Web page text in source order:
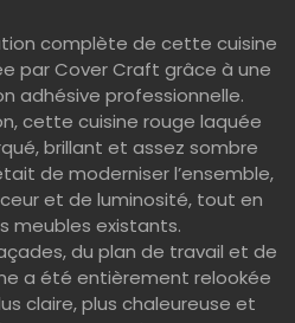
complète de cette cuisine
par Cover Craft grâce à une
adhésive professionnelle.
cette cuisine rouge laquée
brillant et assez sombre
de moderniser l’ensemble,
et de luminosité, tout en
meubles existants.
du plan de travail et de
a été entièrement relookée
claire, plus chaleureuse et